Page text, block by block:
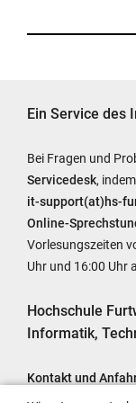
Ein Service des
Bei Fragen und
Servicedesk,
it-support(at)hs-
Online-
Vorlesungszeiten
Uhr und 16:00 Uhr
Hochschule
Informatik,
Kontakt und
Impressum